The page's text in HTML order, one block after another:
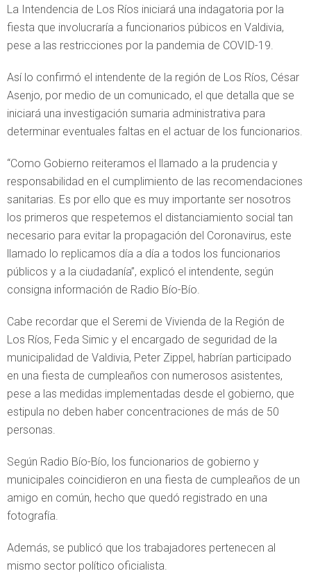
La Intendencia de Los Ríos iniciará una indagatoria por la
fiesta que involucraría a funcionarios púbicos en Valdivia,
pese a las restricciones por la pandemia de COVID-19.
Así lo confirmó el intendente de la región de Los Ríos, César
Asenjo, por medio de un comunicado, el que detalla que se
iniciará una investigación sumaria administrativa para
determinar eventuales faltas en el actuar de los funcionarios.
“Como Gobierno reiteramos el llamado a la prudencia y
responsabilidad en el cumplimiento de las recomendaciones
sanitarias. Es por ello que es muy importante ser nosotros
los primeros que respetemos el distanciamiento social tan
necesario para evitar la propagación del Coronavirus, este
llamado lo replicamos día a día a todos los funcionarios
públicos y a la ciudadanía”, explicó el intendente, según
consigna información de Radio Bío-Bío.
Cabe recordar que el Seremi de Vivienda de la Región de
Los Ríos, Feda Simic y el encargado de seguridad de la
municipalidad de Valdivia, Peter Zippel, habrían participado
en una fiesta de cumpleaños con numerosos asistentes,
pese a las medidas implementadas desde el gobierno, que
estipula no deben haber concentraciones de más de 50
personas.
Según Radio Bío-Bío, los funcionarios de gobierno y
municipales coincidieron en una fiesta de cumpleaños de un
amigo en común, hecho que quedó registrado en una
fotografía.
Además, se publicó que los trabajadores pertenecen al
mismo sector político oficialista.